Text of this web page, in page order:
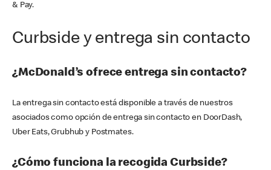
& Pay.
Curbside y entrega sin contacto
¿McDonald’s ofrece entrega sin contacto?
La entrega sin contacto está disponible a través de nuestros
asociados como opción de entrega sin contacto en DoorDash,
Uber Eats, Grubhub y Postmates.
¿Cómo funciona la recogida Curbside?